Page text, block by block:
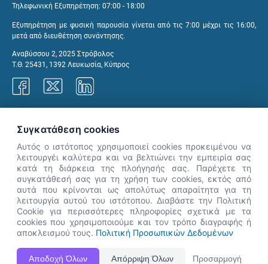
Τηλεφωνική Εξυπηρέτηση: 07:00 - 18:00
Εξυπηρέτηση με φυσική παρουσία γίνεται από τις 7:00 μέχρι τις 16:00,
μετά από διευθέτηση συνάντησης.
Αναβύσσου 2, 2025 Στρόβολος
Τ.Θ. 25431, 1392 Λευκωσία, Κύπρος
Η Ιστοσελίδα ΑνΑΔ είναι πλήρως συμβατή με τις νεότερες εκδόσεις, Google Chrome, Mozilla Firefox,
Apple Safari καθώς και Internet Explorer.
👋 Καλώς ήρθες! Είμαι η Νόησις.
Πες μου πώς μπορώ να σε βοηθήσω
σήμερα.
Συγκατάθεση cookies
Αυτός ο ιστότοπος χρησιμοποιεί cookies προκειμένου να
λειτουργέι καλύτερα και να βελτιώνει την εμπειρία σας
κατά τη διάρκεια της πλοήγησής σας. Παρέχετε τη
συγκατάθεσή σας για τη χρήση των cookies, εκτός από
αυτά που κρίνονται ως απολύτως απαραίτητα για τη
λειτουργία αυτού του ιστότοπου. Διαβάστε την Πολιτική
Cookie για περισσότερες πληροφορίες σχετικά με τα
cookies που χρησιμοποιούμε και τον τρόπο διαγραφής ή
αποκλεισμού τους. Πολιτική Προσωπικών Δεδομένων
Αποδοχή Όλων Απόρριψη Όλων Προσαρμογή